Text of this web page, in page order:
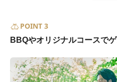
POINT 3
BBQやオリジナルコースで